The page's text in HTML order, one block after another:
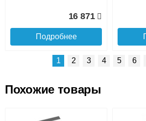
16 871
Подробнее
Конвектор ITT.080.200.1300
1 2 3 4 5 6
Похожие товары